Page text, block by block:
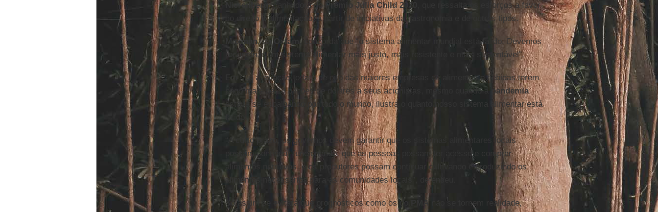
Nierenberg , ganhadora do Prêmio Julia Child 2020
, que ressalta os esforços a favor
do direito à alimentação, a partir de iniciativas da gastronomia e de outros tipos.
Maxman, da Oxfam
, concorda que “o sistema alimentar mundial está falido. Devemos
reconstruir um sistema alimentar mais justo, mais resistente e mais sustentável”.
Em sua avaliação, o fato de oito das maiores empresas de alimentos e bebidas terem
pago mais de 18 bilhões de dólares a seus acionistas, mesmo quando a
pandemia
estava se espalhando por todo o mundo, ilustra o quanto nosso sistema alimentar está
falido.
“A curto prazo, os governos devem garantir que os sistemas alimentares locais
possam continuar funcionando, que as pessoas possam ter acesso e comprar
alimentos nutritivos, e os produtores possam continuar cultivando e produzindo os
alimentos necessários para as comunidades locais”, defendeu.
Só assim se evitará que prognósticos como os do PMA não se tornem realidade,